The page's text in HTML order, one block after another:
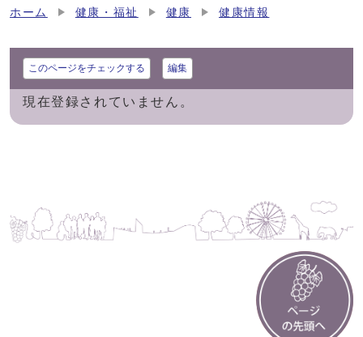
ホーム 健康・福祉 健康 健康情報
このページをチェックする 編集
現在登録されていません。